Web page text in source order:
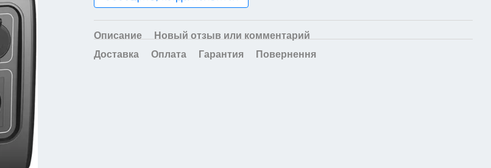
Описание
Новый отзыв или комментарий
Доставка
Оплата Гарантия Повернення